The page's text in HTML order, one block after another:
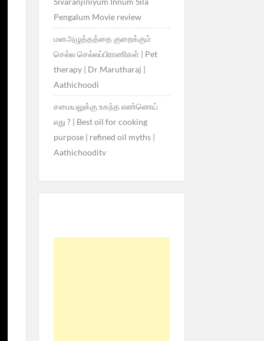
Pengalum Movie review
மனஅழுத்தத்தை குறைக்கும்
செல்ல செல்லப்பிராணிகள் | Pet
therapy | Dr Marutharaj |
Aathichoodi
சமையலுக்கு உகந்த எண்ணெய்
எது ? | Best oil for cooking
purpose | refined oil myths |
Aathichooditv